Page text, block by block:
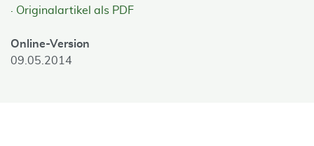
Originalartikel als PDF
Online-Version
09.05.2014